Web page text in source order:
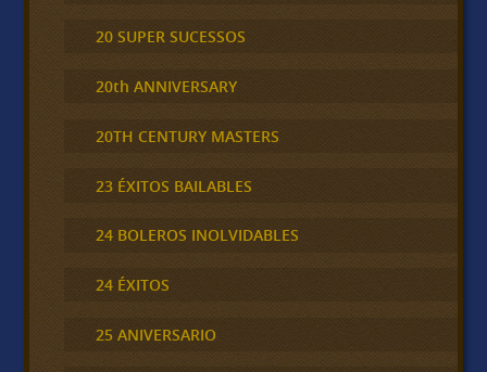
20 SUPER SUCESSOS
20th ANNIVERSARY
20TH CENTURY MASTERS
23 ÉXITOS BAILABLES
24 BOLEROS INOLVIDABLES
24 ÉXITOS
25 ANIVERSARIO